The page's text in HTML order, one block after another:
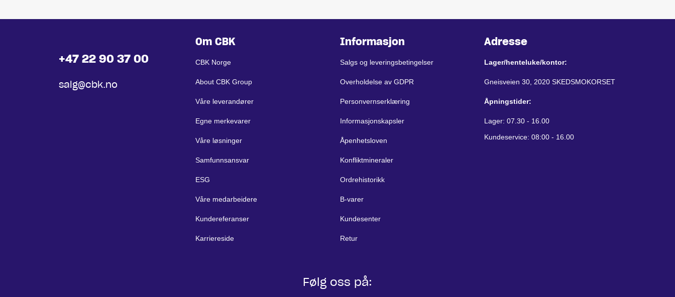
+47 22 90 37 00
salg@cbk.no
Om CBK
CBK Norge
About CBK Group
Våre leverandører
Egne merkevarer
Våre løsninger
Samfunnsansvar
ESG
Våre medarbeidere
Kundereferanser
Karriereside
Informasjon
Salgs og leveringsbetingelser
Overholdelse av GDPR
Personvernserklæring
Informasjonskapsler
Åpenhetsloven
Konfliktmineraler
Ordrehistorikk
B-varer
Kundesenter
Retur
Adresse
Lager/henteluke/kontor:
Gneisveien 30, 2020 SKEDSMOKORSET
Åpningstider:
Lager: 07.30 - 16.00
Kundeservice: 08:00 - 16.00
Følg oss på: